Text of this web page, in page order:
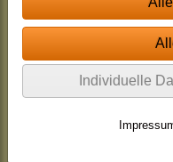
Individuelle